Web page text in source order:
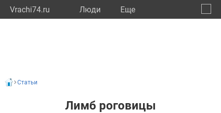
Vrachi74.ru Люди Eще
Статьи
Лимб роговицы